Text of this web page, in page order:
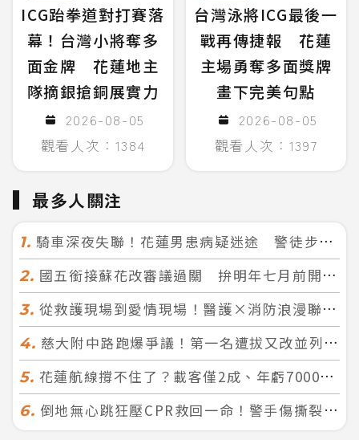
ICG跆拳道對打賽落
幕！台灣小將奪多
面金牌 花蓮地主
隊摘銀搶銅展實力
2026-08-05
觀看人次：1384
台灣泳將ICG最後一
戰再傳捷報 花蓮
主場勇奪多面獎牌
畫下完美句點
2026-08-05
觀看人次：1397
最多人關注
1. 騎車深夜失聯！花蓮男患病疑迷途 警徒步百米急尋救回一命
2. 國五銜接蘇花改審議過關 拚明年七月前開工！台北花蓮2小時生活圈成形
3. 從救護現場到愛情現場！醫護×消防浪漫聯誼 32人配對成功5對
4. 慈大附中路跑爆爭議！第一名遭拔又改並列 家長怒：難以接受
5. 花蓮航線撐不住了？載客僅2成、年虧7000萬 華信喊：真的快飛不下去
6. 倒地無心跳狂壓CPR救回一命！警手傷撕裂仍不放手 竟救到藝人何篤霖哥哥